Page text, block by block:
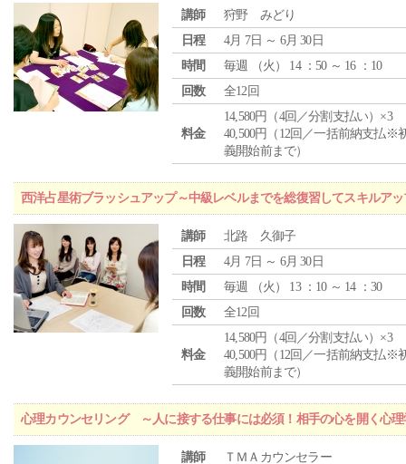
講師
狩野 みどり
日程
4月 7日 ～ 6月 30日
時間
毎週 （火 ） 14 ：50 ～ 16 ：10
回数
全12回
料金
14,580円（4回／分割支払い）×3
40,500円（12回／一括前納支払※
義開始前まで）
西洋占星術ブラッシュアップ～中級レベルまでを総復習してスキルア
講師
北路 久御子
日程
4月 7日 ～ 6月 30日
時間
毎週 （火 ） 13 ：10 ～ 14 ：30
回数
全12回
料金
14,580円（4回／分割支払い）×3
40,500円（12回／一括前納支払※
義開始前まで）
心理カウンセリング ～人に接する仕事には必須！相手の心を開く心理
講師 ＴＭＡカウンセラー